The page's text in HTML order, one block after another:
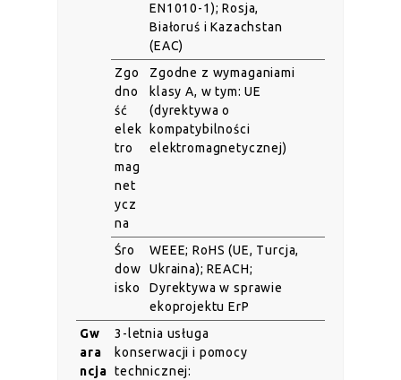
EN1010-1); Rosja,
Białoruś i Kazachstan
(EAC)
Zgo
dno
ść
elek
tro
mag
net
ycz
na
Zgodne z wymaganiami
klasy A, w tym: UE
(dyrektywa o
kompatybilności
elektromagnetycznej)
Śro
dow
isko
WEEE; RoHS (UE, Turcja,
Ukraina); REACH;
Dyrektywa w sprawie
ekoprojektu ErP
Gw
ara
ncja
3-letnia usługa
konserwacji i pomocy
technicznej: